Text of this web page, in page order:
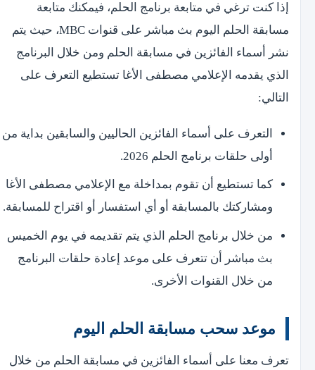
إذا كنت ترغي في متابعة برنامج الحلم، فيمكنك متابعة
مسابقة الحلم اليوم بث مباشر على قنوات MBC، حيث يتم
نشر أسماء الفائزين في مسابقة الحلم ومن خلال البرنامج
الذي يقدمه الإعلامي مصطفى الأغا تستطيع التعرف على
التالي:
التعرف على أسماء الفائزين الحاليين والسابقين بداية من
أولى حلقات برنامج الحلم 2026.
كما تستطيع أن تقوم بمداخلة مع الإعلامي مصطفى الأغا
ومشاركتك بالمسابقة أو أي استفسار أو اقتراح للمسابقة.
من خلال برنامج الحلم الذي يتم تقديمه في يوم الخميس
بث مباشر أن تتعرف على موعد إعادة حلقات البرنامج
من خلال القنوات الأخرى.
موعد سحب مسابقة الحلم اليوم
تعرف معنا على أسماء الفائزين في مسابقة الحلم من خلال